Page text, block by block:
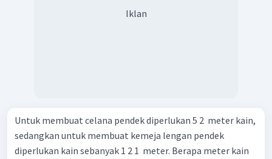
Iklan
Untuk membuat celana pendek diperlukan 5 2 ​ meter kain,
sedangkan untuk membuat kemeja lengan pendek
diperlukan kain sebanyak 1 2 1 ​ meter. Berapa meter kain